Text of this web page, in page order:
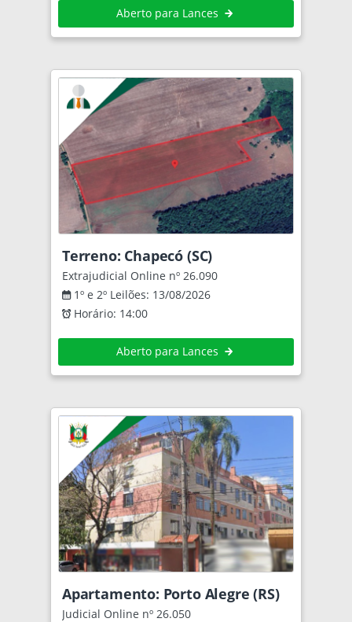
Aberto para Lances
Terreno: Chapecó (SC)
Extrajudicial Online nº 26.090
1º e 2º Leilões: 13/08/2026
Horário: 14:00
Aberto para Lances
Apartamento: Porto Alegre (RS)
Judicial Online nº 26.050